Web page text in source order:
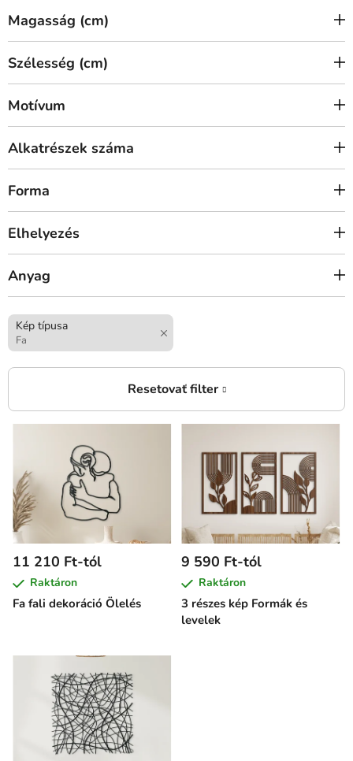
Magasság (cm)
Szélesség (cm)
Motívum
Alkatrészek száma
Forma
Elhelyezés
Anyag
Kép típusa
Fa
T
m
é
k
e
k
l
t
Fa fali dekoráció Ölelés
11 210 Ft-tól
Raktáron
3 részes kép Formák és
levelek
9 590 Ft-tól
Raktáron